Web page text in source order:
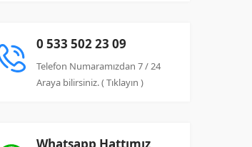
0 533 502 23 09
Telefon Numaramızdan 7 / 24
Araya bilirsiniz. ( Tıklayın )
Whatsapp Hattımız